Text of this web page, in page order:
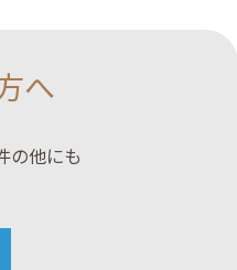
へ
の他にも